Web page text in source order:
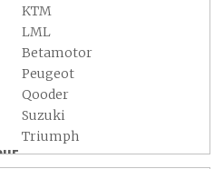
KTM
LML
Betamotor
Peugeot
Qooder
Suzuki
Triumph
Yamaha
»